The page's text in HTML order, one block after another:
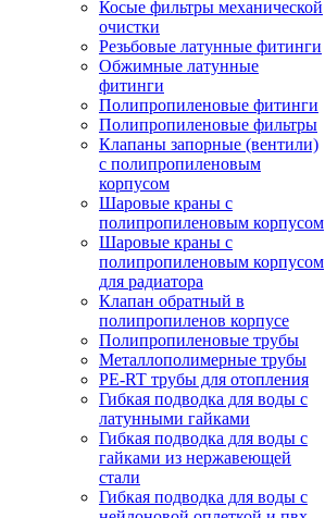
Косые фильтры механической
очистки
Резьбовые латунные фитинги
Обжимные латунные
фитинги
Полипропиленовые фитинги
Полипропиленовые фильтры
Клапаны запорные (вентили)
с полипропиленовым
корпусом
Шаровые краны с
полипропиленовым корпусом
Шаровые краны с
полипропиленовым корпусом
для радиатора
Клапан обратный в
полипропиленов корпусе
Полипропиленовые трубы
Металлополимерные трубы
PE-RT трубы для отопления
Гибкая подводка для воды с
латунными гайками
Гибкая подводка для воды с
гайками из нержавеющей
стали
Гибкая подводка для воды с